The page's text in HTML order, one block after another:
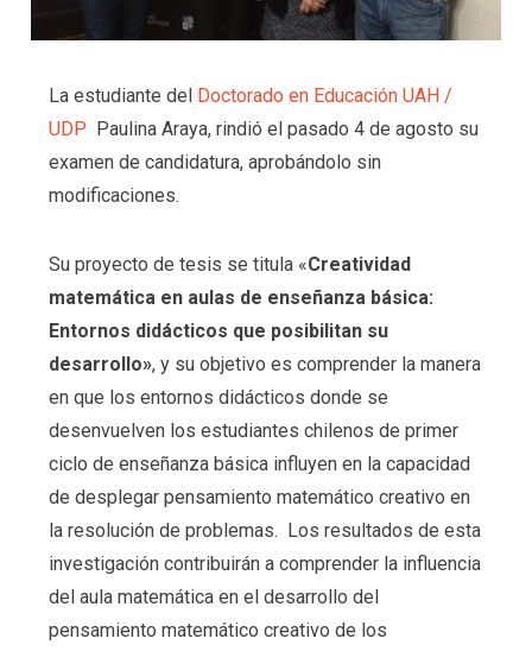
La estudiante del
Doctorado en Educación UAH /
UDP
Paulina Araya, rindió el pasado 4 de agosto su
examen de candidatura, aprobándolo sin
modificaciones.
Su proyecto de tesis se titula «Creatividad
matemática en aulas de enseñanza básica:
Entornos didácticos que posibilitan su
desarrollo», y su objetivo es comprender la manera
en que los entornos didácticos donde se
desenvuelven los estudiantes chilenos de primer
ciclo de enseñanza básica influyen en la capacidad
de desplegar pensamiento matemático creativo en
la resolución de problemas. Los resultados de esta
investigación contribuirán a comprender la influencia
del aula matemática en el desarrollo del
pensamiento matemático creativo de los